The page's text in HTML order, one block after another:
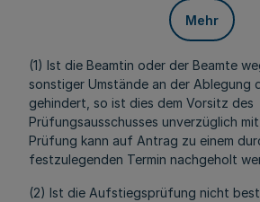
Mehr
(1) Ist die Beamtin oder der Beamte
sonstiger Umstände an der Ablegung
gehindert, so ist dies dem Vorsitz des
Prüfungsausschusses unverzüglich
Prüfung kann auf Antrag zu einem
festzulegenden Termin nachgeholt
(2) Ist die Aufstiegsprüfung nicht